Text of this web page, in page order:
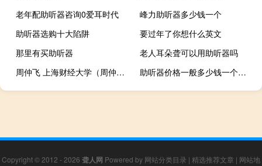
老年配助听器咨询0爱耳时代
峰力助听器多少钱一个
助听器选购十大陷阱
要过年了你想什么英文
那里有买助听器
老人耳朵聋可以用助听器吗
周仲飞 上海财经大学（周仲飞）
助听器价格一般多少钱一个小孩用
Copyright © 2012 - 2026 聋人网 Powered by 网站分类目录 | 精选推荐文章 | 网站地